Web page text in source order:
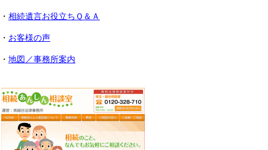
・ 相続遺言お役立ちＱ＆Ａ
・ お客様の声
・ 地図／事務所案内